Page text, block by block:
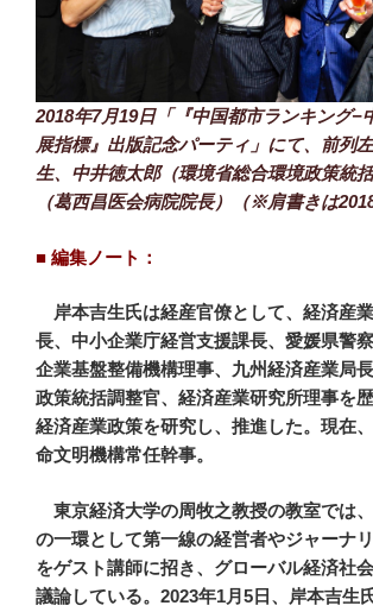
2018年7月19日「『中国都市ランキング−
展指標』出版記念パーティ」にて、前列
生、中井徳太郎（環境省総合環境政策統
（葛西昌医会病院院長）（※肩書きは
■ 編集ノート：
岸本吉生氏は経産官僚として、経済産
長、中小企業庁経営支援課長、愛媛県警
企業基盤整備機構理事、九州経済産業局
政策統括調整官、経済産業研究所理事を
経済産業政策を研究し、推進した。現在
命文明機構常任幹事。
東京経済大学の周牧之教授の教室では
の一環として第一線の経営者やジャーナ
をゲスト講師に招き、グローバル経済社
議論している。2023年1月5日、岸本吉生